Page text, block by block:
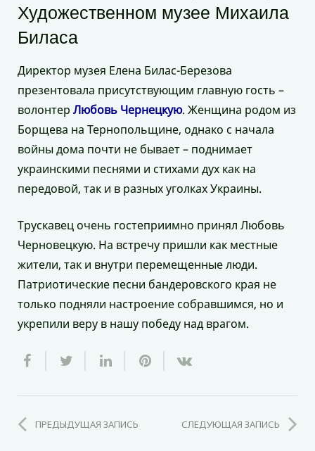
Художественном музее Михаила
Биласа
Директор музея Елена Билас-Березова
презентовала присутствующим главную гость –
волонтер Любовь Чернецкую. Женщина родом из
Борщева на Тернопольщине, однако с начала
войны дома почти не бывает – поднимает
украинскими песнями и стихами дух как на
передовой, так и в разных уголках Украины.
Трускавец очень гостеприимно принял Любовь
Черновецкую. На встречу пришли как местные
жители, так и внутри перемещенные люди.
Патриотические песни бандеровского края не
только подняли настроение собравшимся, но и
укрепили веру в нашу победу над врагом.
ПРЕДЫДУЩАЯ ЗАПИСЬ СЛЕДУЮЩАЯ ЗАПИСЬ